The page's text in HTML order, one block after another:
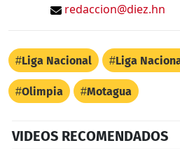
redaccion@diez.hn
Liga Nacional Liga
Olimpia Motagua
VIDEOS RECOMENDADOS